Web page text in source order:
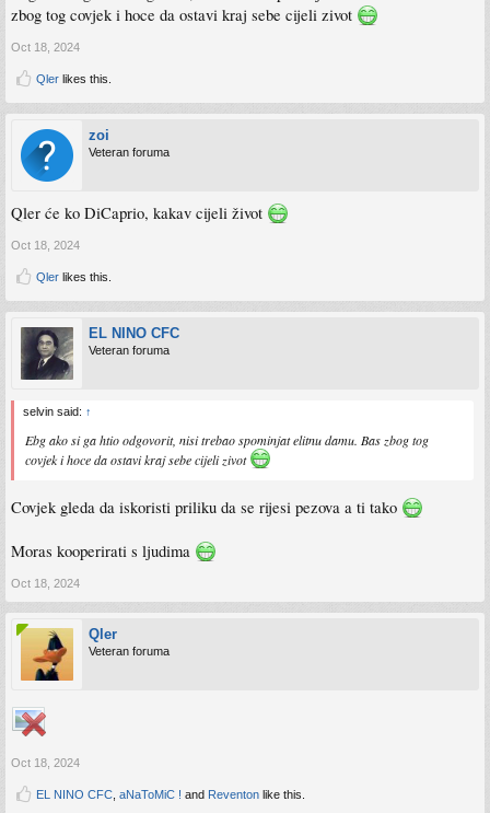
zbog tog covjek i hoce da ostavi kraj sebe cijeli zivot
Oct 18, 2024
Qler likes this.
zoi
Veteran foruma
Qler će ko DiCaprio, kakav cijeli život
Oct 18, 2024
Qler likes this.
EL NINO CFC
Veteran foruma
selvin said: ↑
Ebg ako si ga htio odgovorit, nisi trebao spominjat elitnu damu. Bas zbog tog
covjek i hoce da ostavi kraj sebe cijeli zivot
Covjek gleda da iskoristi priliku da se rijesi pezova a ti tako
Moras kooperirati s ljudima
Oct 18, 2024
Qler
Veteran foruma
Oct 18, 2024
EL NINO CFC aNaToMiC ! and Reventon like this.